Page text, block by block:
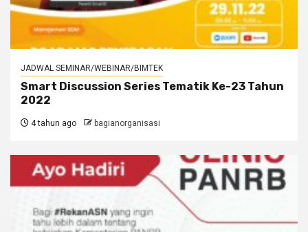
JADWAL SEMINAR/WEBINAR/BIMTEK
Smart Discussion Series Tematik Ke-23 Tahun
2022
4 tahun ago bagianorganisasi